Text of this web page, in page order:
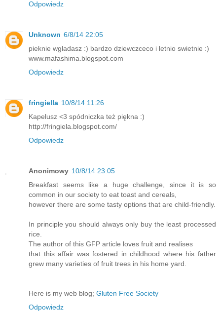
Odpowiedz
Unknown 6/8/14 22:05
pieknie wgladasz :) bardzo dziewczceco i letnio swietnie :)
www.mafashima.blogspot.com
Odpowiedz
fringiella 10/8/14 11:26
Kapelusz <3 spódniczka też piękna :)
http://fringiela.blogspot.com/
Odpowiedz
Anonimowy 10/8/14 23:05
Breakfast seems like a huge challenge, since it is so
common in our society to eat toast and cereals,
however there are some tasty options that are child-friendly.
In principle you should always only buy the least processed
rice.
The author of this GFP article loves fruit and realises
that this affair was fostered in childhood where his father
grew many varieties of fruit trees in his home yard.
Here is my web blog; Gluten Free Society
Odpowiedz